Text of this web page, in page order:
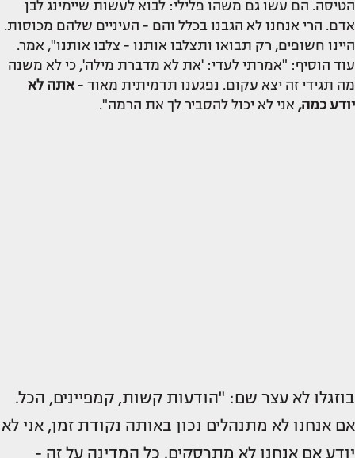
הטיסה. הם עשו גם משהו פלילי: לבוא לעשות שיימינג לבן
אדם. הרי אנחנו לא הגבנו בכלל והם - העיניים שלהם מכוסות.
היינו חשופים, רק תבואו ותצלבו אותנו - צלבו אותנו", אמר.
עוד הוסיף: "אמרתי לעדי: 'את לא מדברת מילה', כי לא משנה
מה תגידי זה יצא עקום. נפגענו תדמיתית מאוד -אתה לא
יודע כמה, אני לא יכול להסביר לך את הרמה".
בוזגלו לא עצר שם: "הודעות קשות, קמפיינים, הכל.
אם אנחנו לא מתנהלים נכון באותה נקודת זמן, אני לא
יודע אם אנחנו לא מתרסקים. כל המדינה על זה -